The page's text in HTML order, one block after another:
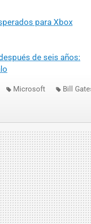
para Xbox
de seis años:
Microsoft Bill